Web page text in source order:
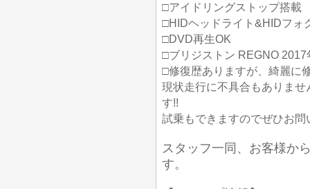
□アイドリングストップ搭載
□HIDヘッドライト&HIDフォ
□DVD再生OK
□ブリジストン REGNO 2017
□修復歴ありますが、綺麗に
現状走行に不具合もありま
す!!
試乗もできますのでぜひお
スタッフ一同、お客様か
す。